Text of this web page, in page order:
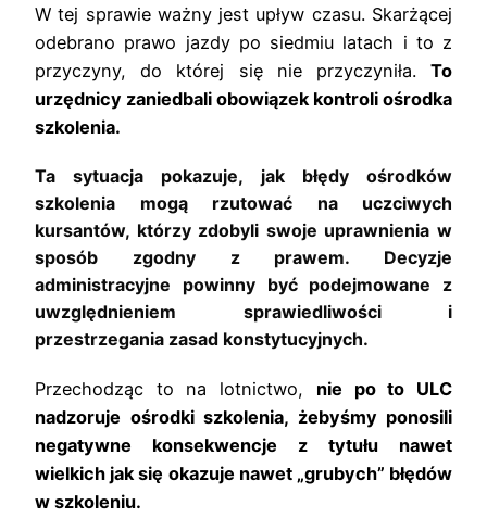
W tej sprawie ważny jest upływ czasu. Skarżącej
odebrano prawo jazdy po siedmiu latach i to z
przyczyny, do której się nie przyczyniła. To
urzędnicy zaniedbali obowiązek kontroli ośrodka
szkolenia.
Ta sytuacja pokazuje, jak błędy ośrodków
szkolenia mogą rzutować na uczciwych
kursantów, którzy zdobyli swoje uprawnienia w
sposób zgodny z prawem. Decyzje
administracyjne powinny być podejmowane z
uwzględnieniem sprawiedliwości i
przestrzegania zasad konstytucyjnych.
Przechodząc to na lotnictwo, nie po to ULC
nadzoruje ośrodki szkolenia, żebyśmy ponosili
negatywne konsekwencje z tytułu nawet
wielkich jak się okazuje nawet „grubych” błędów
w szkoleniu.